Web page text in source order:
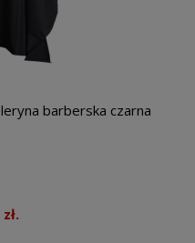
barberska czarna